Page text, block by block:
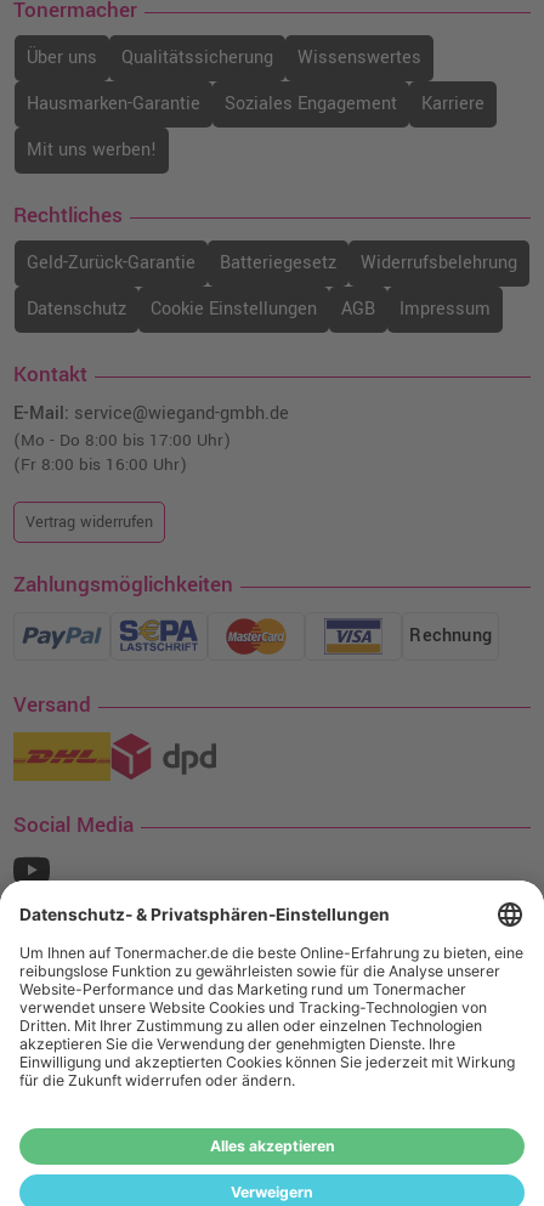
Tonermacher
Über uns Qualitätssicherung
Wissenswertes
Hausmarken-Garantie
Soziales Engagement
Karriere
Mit uns werben!
Rechtliches
Geld-Zurück-Garantie Batteriegesetz
Widerrufsbelehrung
Datenschutz
Cookie Einstellungen AGB Impressum
Kontakt
E-Mail: service@wiegand-gmbh.de
(Mo - Do 8:00 bis 17:00 Uhr)
(Fr 8:00 bis 16:00 Uhr)
Vertrag widerrufen
Zahlungsmöglichkeiten
Rechnung
Versand
Social Media
¹ Nur gültig für den Versand innerhalb Deutschlands. Befindet sich ein Warenwert
von mindestens 35€ (inkl. Mwst.) an Ampertec Artikeln in Ihrem Warenkorb, ist der
Versand für Sie kostenfrei.
Das Angebot von tonermacher.de richtet sich